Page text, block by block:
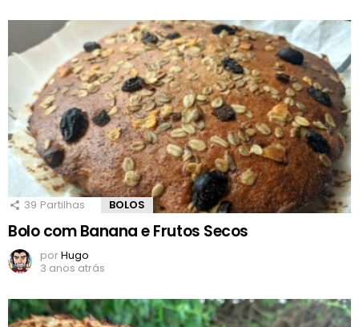
39 Partilhas BOLOS
Bolo com Banana e Frutos Secos
porHugo
3 anos atrás